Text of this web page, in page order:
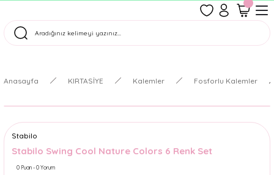
Tüm Siparişler Aynı Gün Kargoda!
Anasayfa KIRTASİYE Kalemler Fosforlu Kalemler
Stabilo
Stabilo Swing Cool Nature Colors 6 Renk Set
0 Puan - 0 Yorum